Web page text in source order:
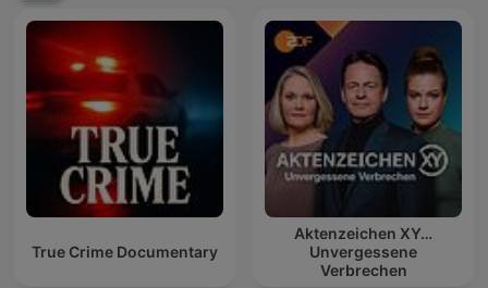
True Crime Documentary
Aktenzeichen XY…
Unvergessene
Verbrechen